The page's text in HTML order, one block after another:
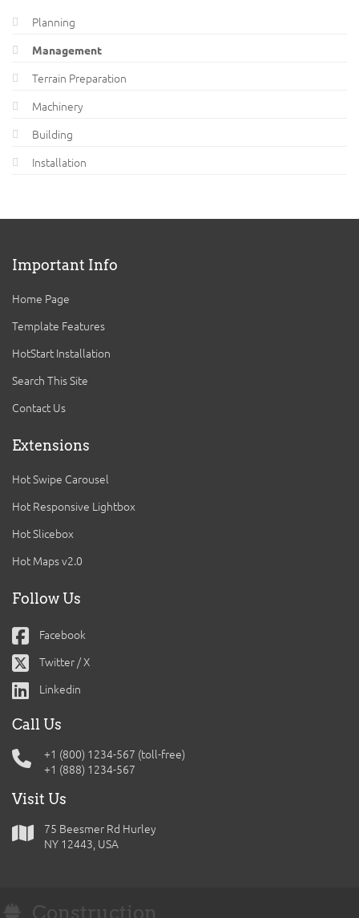
Planning
Management
Terrain Preparation
Machinery
Building
Installation
Important Info
Home Page
Template Features
HotStart Installation
Search This Site
Contact Us
Extensions
Hot Swipe Carousel
Hot Responsive Lightbox
Hot Slicebox
Hot Maps v2.0
Follow Us
Facebook
Twitter / X
Linkedin
Call Us
+1 (800) 1234-567 (toll-free)
+1 (888) 1234-567
Visit Us
75 Beesmer Rd Hurley
NY 12443, USA
Construction